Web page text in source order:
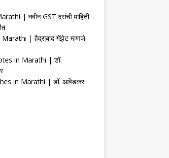
| नवीन GST दरांची माहिती
| हैद्राबाद गॅझेट म्हणजे
in Marathi | डॉ.
in Marathi | डॉ. आंबेडकर